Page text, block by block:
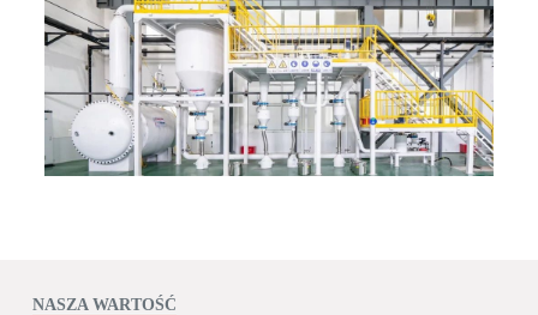
NASZA WARTOŚĆ